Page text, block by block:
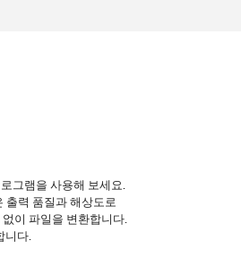
그램을 사용해 보세요.
출력 품질과 해상도로
이 파일을 변환합니다.
다.